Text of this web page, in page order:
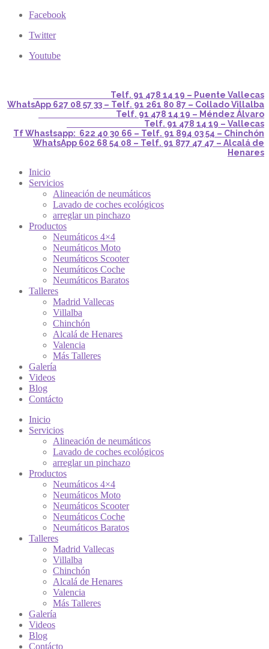
Facebook
Twitter
Youtube
Telf. 91 478 14 19 – Puente Vallecas
WhatsApp 627 08 57 33 – Telf. 91 261 80 87 – Collado Villalba
Telf. 91 478 14 19 – Méndez Álvaro
Telf. 91 478 14 19 – Vallecas
Tf Whastsapp: 622 40 30 66 – Telf. 91 894 03 54 – Chinchón
WhatsApp 602 68 54 08 – Telf. 91 877 47 47 – Alcalá de
Henares
Inicio
Servicios
Alineación de neumáticos
Lavado de coches ecológicos
arreglar un pinchazo
Productos
Neumáticos 4×4
Neumáticos Moto
Neumáticos Scooter
Neumáticos Coche
Neumáticos Baratos
Talleres
Madrid Vallecas
Villalba
Chinchón
Alcalá de Henares
Valencia
Más Talleres
Galería
Videos
Blog
Contácto
Inicio
Servicios
Alineación de neumáticos
Lavado de coches ecológicos
arreglar un pinchazo
Productos
Neumáticos 4×4
Neumáticos Moto
Neumáticos Scooter
Neumáticos Coche
Neumáticos Baratos
Talleres
Madrid Vallecas
Villalba
Chinchón
Alcalá de Henares
Valencia
Más Talleres
Galería
Videos
Blog
Contácto